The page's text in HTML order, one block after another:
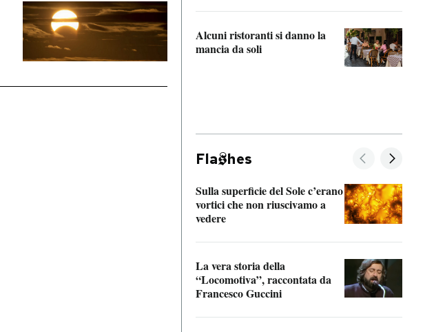
Alcuni ristoranti si danno la
mancia da soli
Fla hes
Sulla superficie del Sole c’erano
vortici che non riuscivamo a
vedere
La vera storia della
“Locomotiva”, raccontata da
Francesco Guccini